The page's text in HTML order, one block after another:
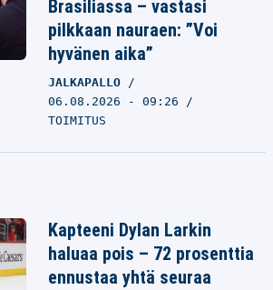
Brasiliassa – vastasi
pilkkaan nauraen: ”Voi
hyvänen aika”
JALKAPALLO
06.08.2026 - 09:26
TOIMITUS
Kapteeni Dylan Larkin
haluaa pois – 72 prosenttia
ennustaa yhtä seuraa